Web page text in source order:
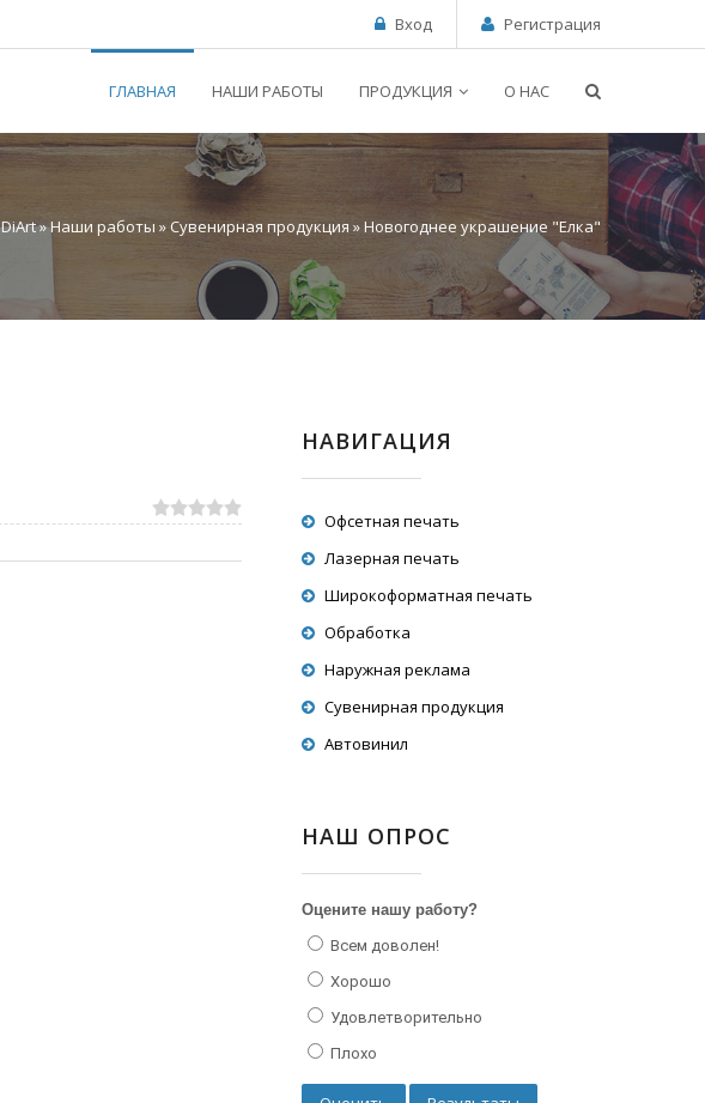
Вход Регистрация
ГЛАВНАЯ НАШИ РАБОТЫ ПРОДУКЦИЯ О НАС
DiArt»Наши работы »Сувенирная продукция » Новогоднее украшение "Елка"
НАВИГАЦИЯ
Офсетная печать
Лазерная печать
Широкоформатная печать
Обработка
Наружная реклама
Сувенирная продукция
Автовинил
НАШ ОПРОС
Оцените нашу работу?
Всем доволен!
Хорошо
Удовлетворительно
Плохо